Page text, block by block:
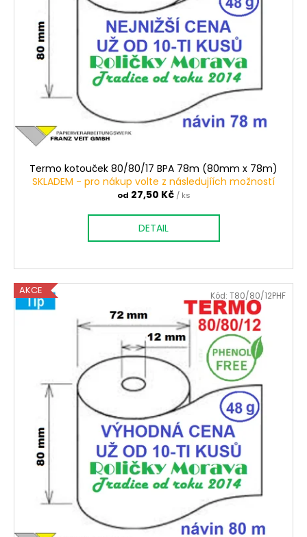
Termo kotouček 80/80/17 BPA 78m (80mm x 78m)
SKLADEM - pro nákup volte z následujíích možností
od 27,50 Kč / ks
DETAIL
AKCE Kód: T80/80/12PHF